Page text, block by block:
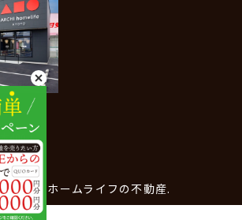
400-1
アーキホームライフの不動産.